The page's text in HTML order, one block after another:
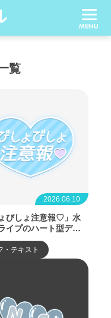
覧
2026.06.10
ょびしょ注意報♡」水
イプのハート型デザ
・テキスト